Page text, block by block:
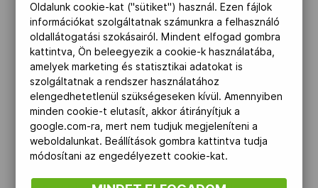
Stollár Fanny érem reményében lépett
pályára egyesben, a negyeddöntős
vesztes mérkőzés után így joggal
nyilatkozott igen szomorúan a mob.hu-
nak.
„Lett volna esélyem a második szettben,
de nem sikerült. Tudtam, hogy jól játszik a
Oldalunk cookie-kat ("sütiket") használ. Ezen fájlok
információkat szolgáltatnak számunkra a felhasználó
oldallátogatási szokásairól. Mindent elfogad gombra
kattintva, Ön beleegyezik a cookie-k használatába,
amelyek marketing és statisztikai adatokat is
szolgáltatnak a rendszer használatához
elengedhetetlenül szükségeseken kívül. Amennyiben
minden cookie-t elutasít, akkor átirányítjuk a
google.com-ra, mert nem tudjuk megjeleníteni a
weboldalunkat. Beállítások gombra kattintva tudja
módosítani az engedélyezett cookie-kat.